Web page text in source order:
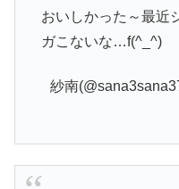
おいしかった～最近
ガこないな…f(^_^)
紗南